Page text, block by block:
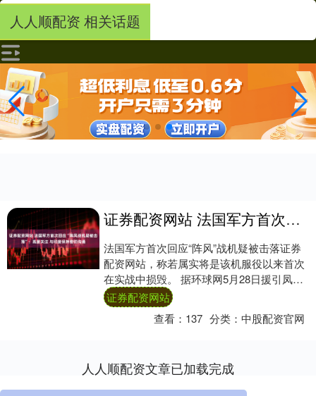
人人顺配资 相关话题
证券配资网站 法国军方首次回应“阵风战机疑被击落”：高度关注 与印度保持密切沟通
法国军方首次回应“阵风”战机疑被击落证券
配资网站，称若属实将是该机服役以来首次
在实战中损毁。 据环球网5月28日援引凤凰
卫视报道，法国国防部军方发言人5月27
日....
证券配资网站
查看： 137 分类：中股配资官网
人人顺配资文章已加载完成